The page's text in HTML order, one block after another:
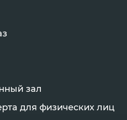
зал
для физических лиц